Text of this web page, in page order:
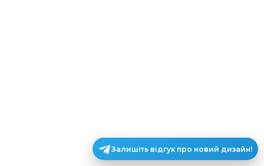
Залишіть відгук про новий дизайн!